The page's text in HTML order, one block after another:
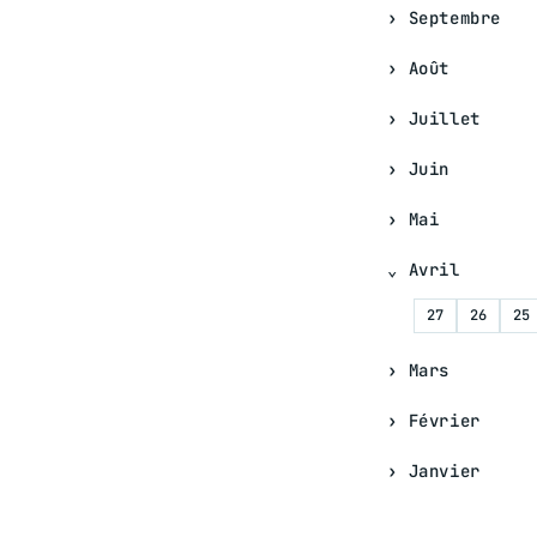
Septembre
Août
Juillet
Juin
Mai
Avril
27 26 25
Mars
Février
Janvier